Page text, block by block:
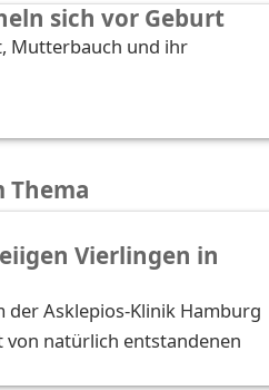
sich vor Geburt
Mutterbauch und ihr
Thema
Vierlingen in
der Asklepios-Klinik Hamburg
natürlich entstandenen